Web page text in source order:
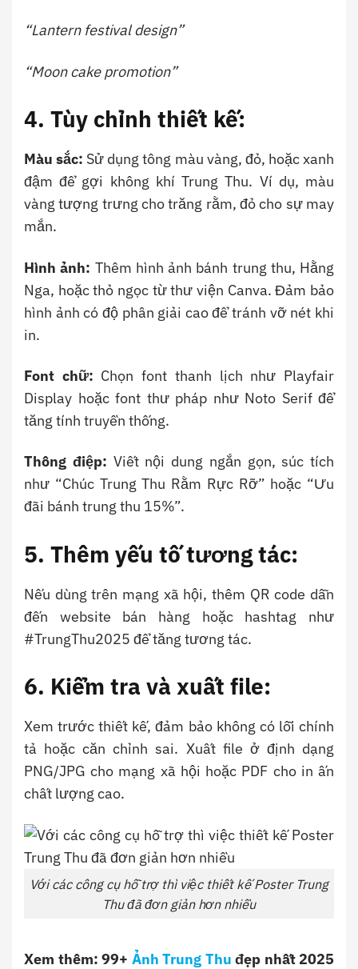
“Lantern festival design”
“Moon cake promotion”
4. Tùy chỉnh thiết kế:
Màu sắc: Sử dụng tông màu vàng, đỏ, hoặc xanh
đậm để gợi không khí Trung Thu. Ví dụ, màu
vàng tượng trưng cho trăng rằm, đỏ cho sự may
mắn.
Hình ảnh: Thêm hình ảnh bánh trung thu, Hằng
Nga, hoặc thỏ ngọc từ thư viện Canva. Đảm bảo
hình ảnh có độ phân giải cao để tránh vỡ nét khi
in.
Font chữ: Chọn font thanh lịch như Playfair
Display hoặc font thư pháp như Noto Serif để
tăng tính truyền thống.
Thông điệp: Viết nội dung ngắn gọn, súc tích
như “Chúc Trung Thu Rằm Rực Rỡ” hoặc “Ưu
đãi bánh trung thu 15%”.
5. Thêm yếu tố tương tác:
Nếu dùng trên mạng xã hội, thêm QR code dẫn
đến website bán hàng hoặc hashtag như
#TrungThu2025 để tăng tương tác.
6. Kiểm tra và xuất file:
Xem trước thiết kế, đảm bảo không có lỗi chính
tả hoặc căn chỉnh sai. Xuất file ở định dạng
PNG/JPG cho mạng xã hội hoặc PDF cho in ấn
chất lượng cao.
Với các công cụ hỗ trợ thì việc thiết kế Poster Trung
Thu đã đơn giản hơn nhiều
Xem thêm: 99+ Ảnh Trung Thu đẹp nhất 2025